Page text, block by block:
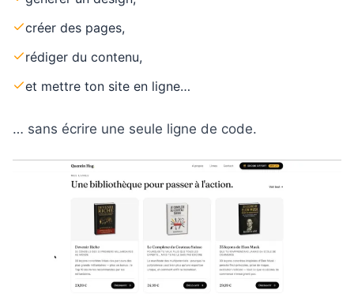
créer des pages,
rédiger du contenu,
et mettre ton site en ligne…
… sans écrire une seule ligne de code.